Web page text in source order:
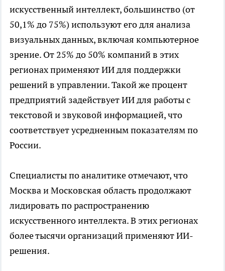
искусственный интеллект, большинство (от
50,1% до 75%) используют его для анализа
визуальных данных, включая компьютерное
зрение. От 25% до 50% компаний в этих
регионах применяют ИИ для поддержки
решений в управлении. Такой же процент
предприятий задействует ИИ для работы с
текстовой и звуковой информацией, что
соответствует усредненным показателям по
России.
Специалисты по аналитике отмечают, что
Москва и Московская область продолжают
лидировать по распространению
искусственного интеллекта. В этих регионах
более тысячи организаций применяют ИИ-
решения.